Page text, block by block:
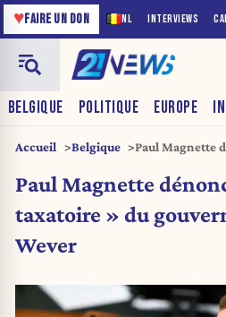
NL INTERVIEWS
♥FAIRE UN DON
BELGIQUE POLITIQUE EUROPE
Accueil Belgique
Paul Magnette
Paul Magnette
taxatoire » du
Wever